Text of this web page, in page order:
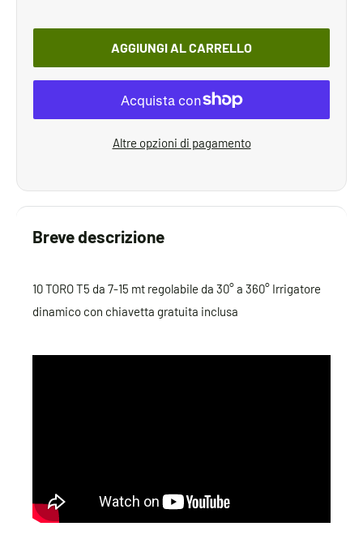
AGGIUNGI AL CARRELLO
Altre opzioni di pagamento
Breve descrizione
10 TORO T5 da 7-15 mt regolabile da 30° a 360° Irrigatore
dinamico con chiavetta gratuita inclusa